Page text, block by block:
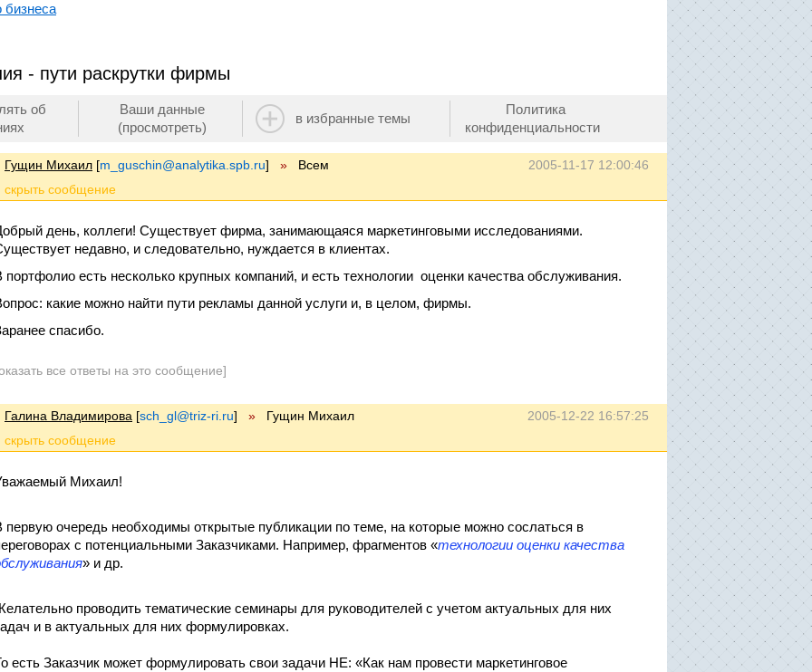
бизнеса
- пути раскрутки фирмы
об
Ваши данные
(просмотреть)
в избранные темы
Политика
конфиденциальности
2005-11-17 12:00:46
Гущин Михаил [m_guschin@analytika.spb.ru] » Всем
день, коллеги! Существует фирма, занимающаяся маркетинговыми исследованиями.
недавно, и следовательно, нуждается в клиентах.
портфолио есть несколько крупных компаний, и есть технологии оценки качества обслуживания.
какие можно найти пути рекламы данной услуги и, в целом, фирмы.
спасибо.
все ответы на это сообщение]
2005-12-22 16:57:25
Галина Владимирова [sch_gl@triz-ri.ru] » Гущин Михаил
Михаил!
первую очередь необходимы открытые публикации по теме, на которые можно сослаться в
с потенциальными Заказчиками. Например, фрагментов «технологии оценки качества
» и др.
проводить тематические семинары для руководителей с учетом актуальных для них
и в актуальных для них формулировках.
есть Заказчик может формулировать свои задачи НЕ: «Как нам провести маркетинговое